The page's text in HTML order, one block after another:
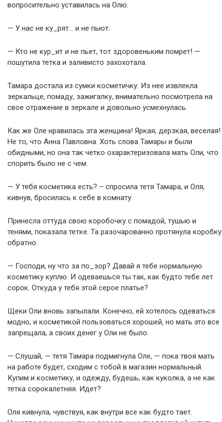
вопросительно уставилась на Олю.
— У нас не ку_рят… и не пьют.
— Кто не кур_ит и не пьет, тот здоровеньким помрет! —
пошутила тетка и заливисто захохотала.
Тамара достала из сумки косметичку. Из нее извлекла
зеркальце, помаду, зажигалку, внимательно посмотрела на
свое отражение в зеркале и довольно усмехнулась.
Как же Оле нравилась эта женщина! Яркая, дерзкая, веселая!
Не то, что Анна Павловна. Хоть слова Тамары и были
обидными, но она так четко охарактеризовала мать Оли, что
спорить было не с чем.
— У тебя косметика есть? – спросила тетя Тамара, и Оля,
кивнув, бросилась к себе в комнату.
Принесла оттуда свою коробочку с помадой, тушью и
тенями, показала тетке. Та разочарованно протянула коробку
обратно.
— Господи, ну что за по_зор? Давай я тебе нормальную
косметику куплю. И одеваешься ты так, как будто тебе лет
сорок. Откуда у тебя этой серое платье?
Щеки Оли вновь запылали. Конечно, ей хотелось одеваться
модно, и косметикой пользоваться хорошей, но мать это все
запрещала, а своих денег у Оли не было.
— Слушай, — тетя Тамара подмигнула Оле, — пока твоя мать
на работе будет, сходим с тобой в магазин нормальный.
Купим и косметику, и одежду, будешь, как куколка, а не как
тетка сорокалетняя. Идет?
Оля кивнула, чувствуя, как внутри все как будто тает.